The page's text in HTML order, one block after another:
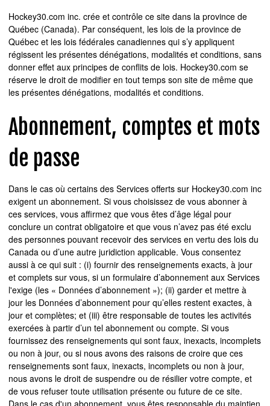
Hockey30.com inc. crée et contrôle ce site dans la province de
Québec (Canada). Par conséquent, les lois de la province de
Québec et les lois fédérales canadiennes qui s’y appliquent
régissent les présentes dénégations, modalités et conditions, sans
donner effet aux principes de conflits de lois. Hockey30.com se
réserve le droit de modifier en tout temps son site de même que
les présentes dénégations, modalités et conditions.
Abonnement, comptes et mots
de passe
Dans le cas où certains des Services offerts sur Hockey30.com inc
exigent un abonnement. Si vous choisissez de vous abonner à
ces services, vous affirmez que vous êtes d’âge légal pour
conclure un contrat obligatoire et que vous n’avez pas été exclu
des personnes pouvant recevoir des services en vertu des lois du
Canada ou d’une autre juridiction applicable. Vous consentez
aussi à ce qui suit : (i) fournir des renseignements exacts, à jour
et complets sur vous, si un formulaire d’abonnement aux Services
l'exige (les « Données d’abonnement »); (ii) garder et mettre à
jour les Données d’abonnement pour qu’elles restent exactes, à
jour et complètes; et (iii) être responsable de toutes les activités
exercées à partir d’un tel abonnement ou compte. Si vous
fournissez des renseignements qui sont faux, inexacts, incomplets
ou non à jour, ou si nous avons des raisons de croire que ces
renseignements sont faux, inexacts, incomplets ou non à jour,
nous avons le droit de suspendre ou de résilier votre compte, et
de vous refuser toute utilisation présente ou future de ce site.
Dans le cas d'un abonnement, vous êtes responsable du maintien